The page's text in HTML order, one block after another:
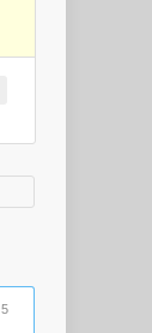
5